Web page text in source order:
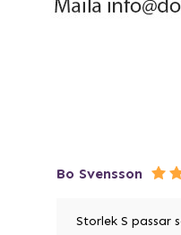
Bo Svensson
Storlek S passar